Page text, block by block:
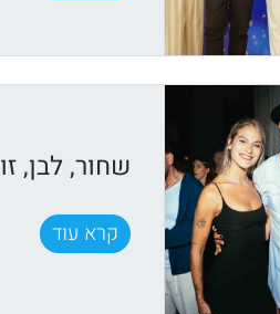
שחור, לבן,
קרא עוד